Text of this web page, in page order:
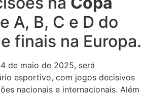
A, B, C e D do
finais na Europa.
de maio de 2025, será
esportivo, com jogos decisivos
nacionais e internacionais. Além